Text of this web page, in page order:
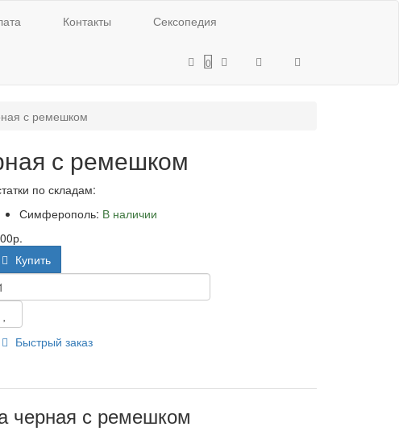
Контакты Сексопедия
0
с ремешком
с ремешком
по складам:
Симферополь: В наличии
Купить
Быстрый заказ
черная с ремешком